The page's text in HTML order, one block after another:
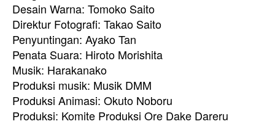
Desain Warna: Tomoko Saito
Direktur Fotografi: Takao Saito
Penyuntingan: Ayako Tan
Penata Suara: Hiroto Morishita
Musik: Harakanako
Produksi musik: Musik DMM
Produksi Animasi: Okuto Noboru
Produksi: Komite Produksi Ore Dake Dareru